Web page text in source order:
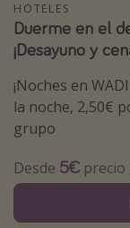
Inspiración para
Glamping
Viajes en tren
Ofertas para
Viajes en familia
HOTELES
Duerme en el
¡Desayuno y
¡Noches en
la noche, 2,50€
grupo
Desde 5€